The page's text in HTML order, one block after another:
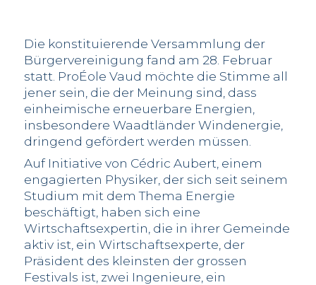
Die konstituierende Versammlung der
Bürgervereinigung fand am 28. Februar
statt. ProÉole Vaud möchte die Stimme all
jener sein, die der Meinung sind, dass
einheimische erneuerbare Energien,
insbesondere Waadtländer Windenergie,
dringend gefördert werden müssen.
Auf Initiative von Cédric Aubert, einem
engagierten Physiker, der sich seit seinem
Studium mit dem Thema Energie
beschäftigt, haben sich eine
Wirtschaftsexpertin, die in ihrer Gemeinde
aktiv ist, ein Wirtschaftsexperte, der
Präsident des kleinsten der grossen
Festivals ist, zwei Ingenieure, ein